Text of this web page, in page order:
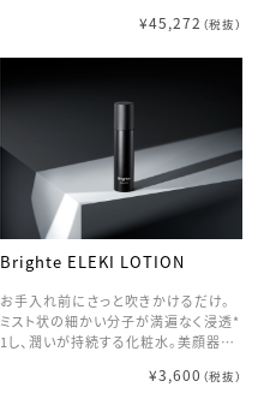
なくアプローチ。自宅にいながらいつで
¥45,272 （税抜）
Brighte ELEKI LOTION
お手入れ前にさっと吹きかけるだけ。
ミスト状の細かい分子が満遍なく浸透*
1し、潤いが持続する化粧水。美顔器と
メイクの上からの保湿としても。 *1：角
¥3,600 （税抜）